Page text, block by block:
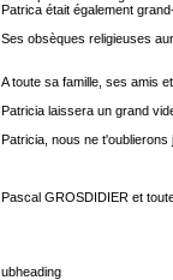
Patrica était également
Ses obsèques religieuses
A toute sa famille, ses amis
Patricia laissera un grand
Patricia, nous ne t'oublierons
Pascal GROSDIDIER et
ubheading